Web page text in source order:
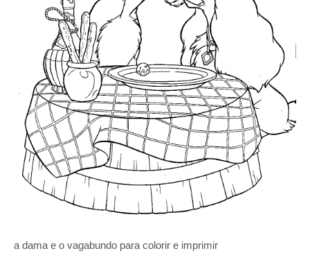
a dama e o vagabundo para colorir e imprimir